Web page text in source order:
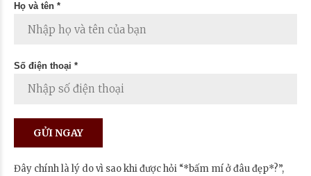
Họ và tên *
Số điện thoại *
Đây chính là lý do vì sao khi được hỏi “*bấm mí ở đâu đẹp*?”,